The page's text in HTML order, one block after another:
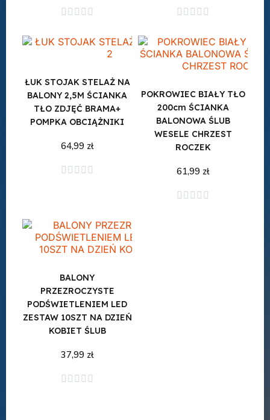
    
Dodaj do koszyka     
Dodaj do koszyka
ŁUK STOJAK STELAŻ NA
BALONY 2,5M ŚCIANKA
TŁO ZDJĘĆ BRAMA+
POMPKA OBCIĄŻNIKI
64,99 zł
    
POKROWIEC BIAŁY TŁO
200cm ŚCIANKA
BALONOWA ŚLUB
WESELE CHRZEST
ROCZEK
61,99 zł
    
Dodaj do koszyka
BALONY
PRZEZROCZYSTE
PODŚWIETLENIEM LED
ZESTAW 10SZT NA DZIEŃ
KOBIET ŚLUB
37,99 zł
    
Dodaj do koszyka